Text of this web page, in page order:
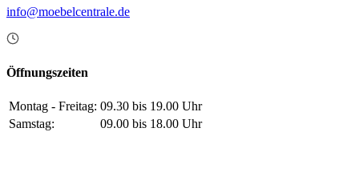
info@moebelcentrale.de
Öffnungszeiten
Montag - Freitag: 09.30 bis 19.00 Uhr
Samstag:
09.00 bis 18.00 Uhr